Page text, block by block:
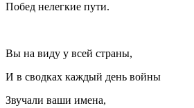
Побед нелегкие пути.
Вы на виду у всей страны,
И в сводках каждый день войны
Звучали ваши имена,